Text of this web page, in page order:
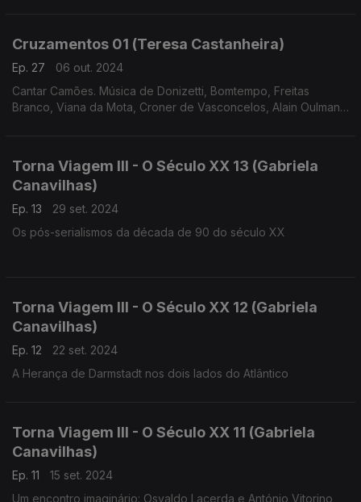
Cruzamentos 01 (Teresa Castanheira)
Ep. 27
06 out. 2024
Cantar Camões. Música de Donizetti, Bomtempo, Freitas
Branco, Viana da Mota, Croner de Vasconcelos, Alain Oulman,
Torna Viagem III - O Século XX 13 (Gabriela
Canavilhas)
Ep. 13
29 set. 2024
Os pós-serialismos da década de 90 do século XX
Torna Viagem III - O Século XX 12 (Gabriela
Canavilhas)
Ep. 12
22 set. 2024
A Herança de Darmstadt nos dois lados do Atlântico
Torna Viagem III - O Século XX 11 (Gabriela
Canavilhas)
Ep. 11
15 set. 2024
Um encontro imaginário: Osvaldo Lacerda e António Vitorino